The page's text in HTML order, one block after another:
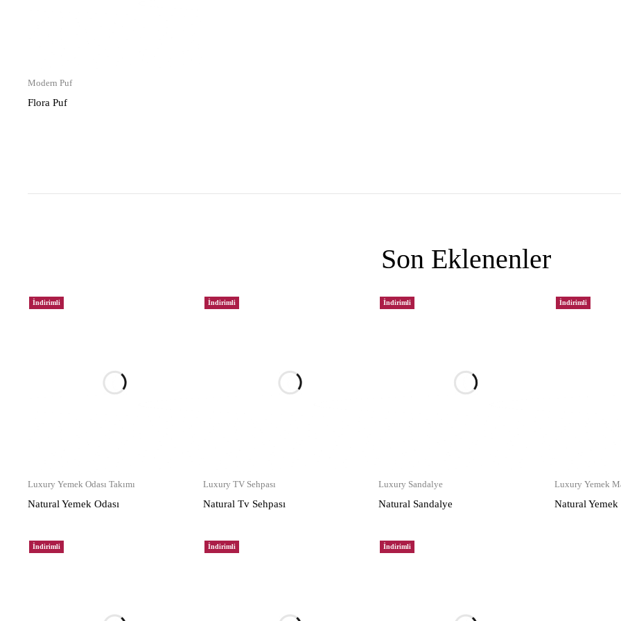
Modern Puf
Flora Puf
Son Eklenenler
İndirimli
Luxury Yemek Odası Takımı
Natural Yemek Odası
İndirimli
Luxury TV Sehpası
Natural Tv Sehpası
İndirimli
Luxury Sandalye
Natural Sandalye
İndirimli
Luxury Yemek
Natural Yemek
İndirimli İndirimli İndirimli